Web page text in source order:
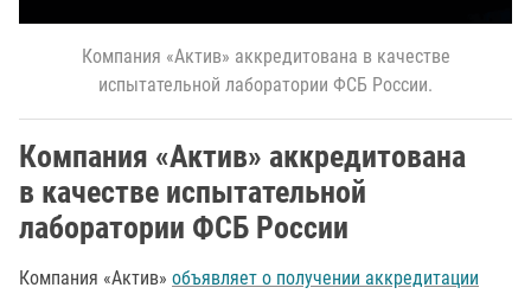
Компания «Актив» аккредитована в качестве
испытательной лаборатории ФСБ России.
Компания «Актив» аккредитована
в качестве испытательной
лаборатории ФСБ России
Компания «Актив» объявляет о получении аккредитации